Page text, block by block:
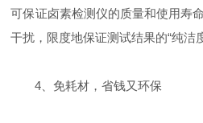
可保证卤素检测仪的质量和使用寿
干扰，限度地保证测试结果的“纯洁度
4、免耗材，省钱又环保